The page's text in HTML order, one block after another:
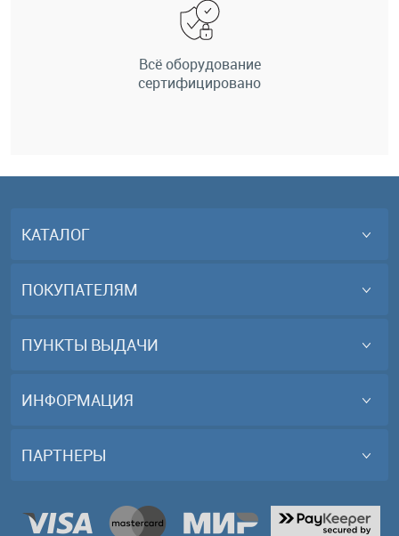
Всё оборудование
сертифицировано
КАТАЛОГ
ПОКУПАТЕЛЯМ
ПУНКТЫ ВЫДАЧИ
ИНФОРМАЦИЯ
ПАРТНЕРЫ